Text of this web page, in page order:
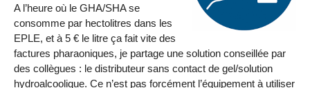
A l’heure où le GHA/SHA se
consomme par hectolitres dans les
EPLE, et à 5 € le litre ça fait vite des
factures pharaoniques, je partage une solution conseillée par
des collègues : le distributeur sans contact de gel/solution
hydroalcoolique. Ce n’est pas forcément l’équipement à utiliser